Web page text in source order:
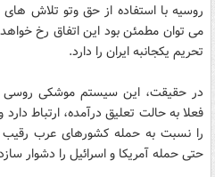
روسیه با استفاده از حق وتو تلاش های
می توان مطمئن بود این اتفاق رخ
تحریم یکجانبه ایران را دارد.
در حقیقت، این سیستم موشکی روسی
فعلا به حالت تعلیق درآمده، ارتباط
را نسبت به حمله کشورهای عرب رقیب
حتی حمله آمریکا و اسرائیل را دشوار